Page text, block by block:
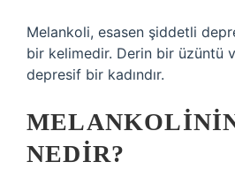
Melankoli, esasen şiddetli
bir kelimedir. Derin bir üzüntü
depresif bir kadındır.
NEDIR?